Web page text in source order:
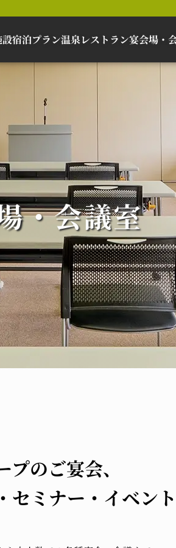
宿泊プラン温泉レストラン宴会場・
・会議室
プのご宴会、
セミナー・イベン